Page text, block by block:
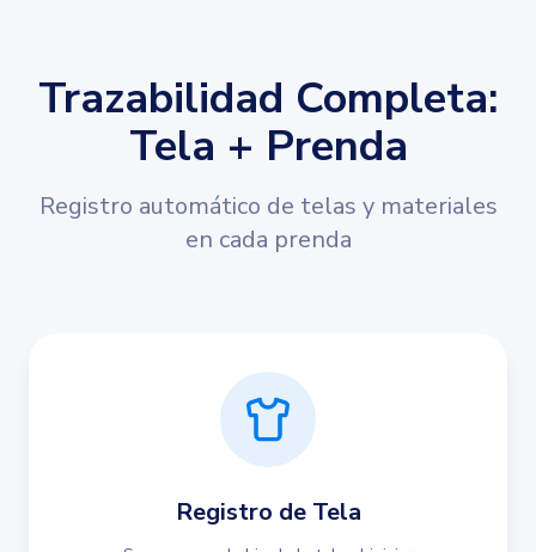
Trazabilidad Completa:
Tela + Prenda
Registro automático de telas y materiales
en cada prenda
Registro de Tela